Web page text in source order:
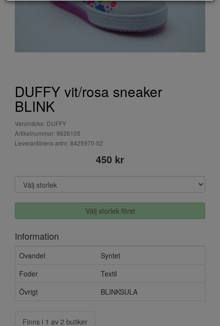
DUFFY vit/rosa sneaker
BLINK
Varumärke: DUFFY
Artikelnummer: 9626105
Leverantörens artnr: 8425970-02
450 kr
Välj storlek först
Information
Ovandel
Syntet
Foder
Textil
Övrigt
BLINKSULA
Finns i 1 av 2 butiker